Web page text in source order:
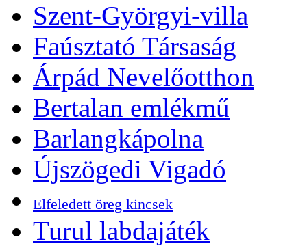
Szent-Györgyi-villa
Faúsztató Társaság
Árpád Nevelőotthon
Bertalan emlékmű
Barlangkápolna
Újszögedi Vigadó
Elfeledett öreg kincsek
Turul labdajáték